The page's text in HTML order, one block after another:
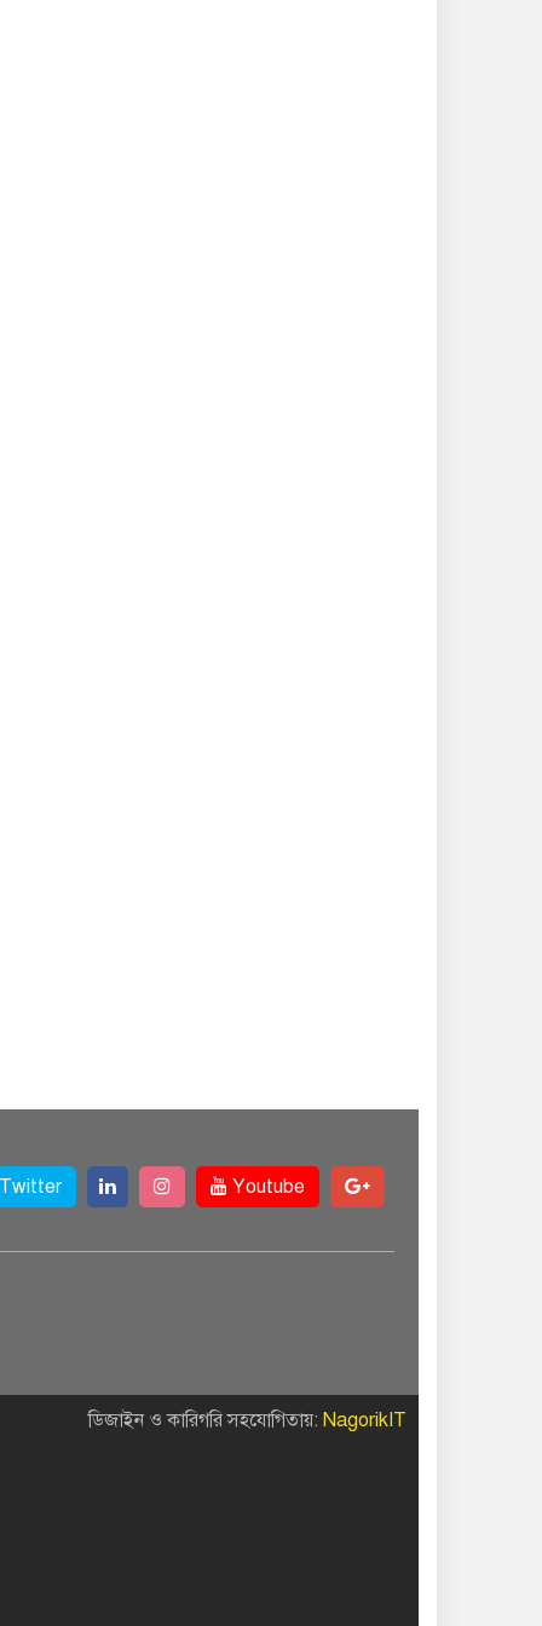
Twitter Youtube
ডিজাইন ও কারিগরি সহযোগিতায়: NagorikIT